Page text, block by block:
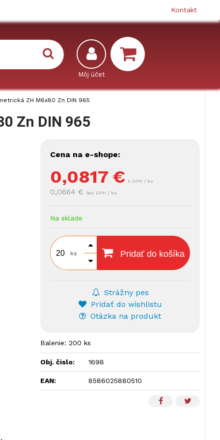
Kontakt
ZH M6x80 Zn DIN 965
Zn DIN 965
Cena na e-shope:
0,0817 € s DPH / ks
0,0664 € bez DPH / ks
Na sklade
ks Pridať do košíka
Strážny pes
Pridať do wishlistu
Otázka na produkt
Balenie: 200 ks
Obj. čislo: 1698
EAN: 8586025880510